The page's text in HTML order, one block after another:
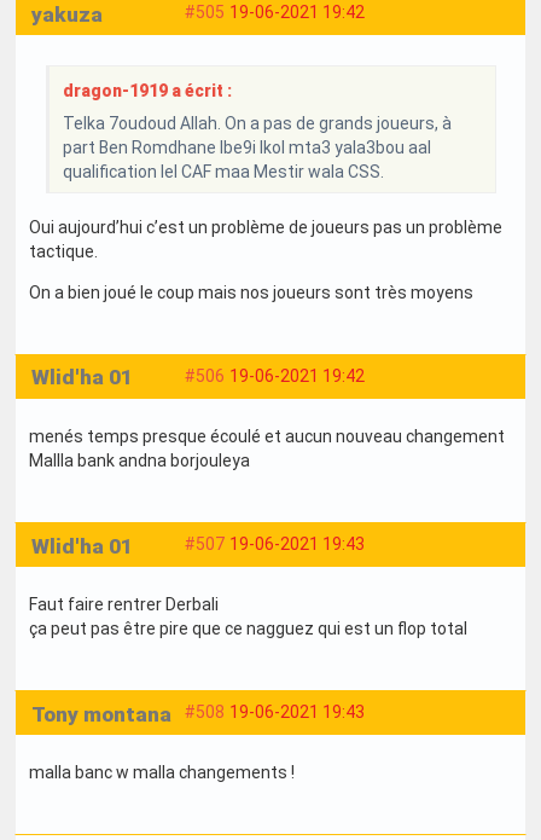
#505 19-06-2021 19:42
yakuza
dragon-1919 a écrit :
Telka 7oudoud Allah. On a pas de grands joueurs, à
part Ben Romdhane lbe9i lkol mta3 yala3bou aal
qualification lel CAF maa Mestir wala CSS.
Oui aujourd’hui c’est un problème de joueurs pas un problème
tactique.
On a bien joué le coup mais nos joueurs sont très moyens
#506 19-06-2021 19:42
Wlid'ha 01
menés temps presque écoulé et aucun nouveau changement
Mallla bank andna borjouleya
#507 19-06-2021 19:43
Wlid'ha 01
Faut faire rentrer Derbali
ça peut pas être pire que ce nagguez qui est un flop total
#508 19-06-2021 19:43
Tony montana
malla banc w malla changements !